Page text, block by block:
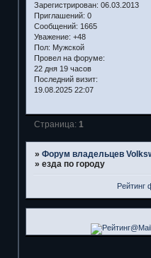
Зарегистрирован: 06.03.2013
Приглашений: 0
Сообщений: 1665
Уважение: +48
Пол: Мужской
Провел на форуме:
22 дня 19 часов
Последний визит:
19.08.2025 22:07
Страница: 1
» Форум владельцев
» езда по городу
Рейтинг